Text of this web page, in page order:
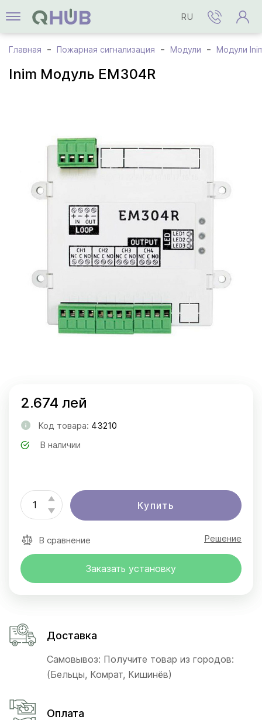
RU
Главная Пожарная сигнализация Модули Модули
Inim Модуль EM304R
2.674 лей
Код товара: 43210
В наличии
Купить
В сравнение Решение
Заказать установку
Доставка
Самовывоз: Получите товар из городов:
(Бельцы, Комрат, Кишинёв)
Оплата